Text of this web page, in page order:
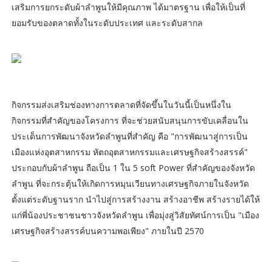
เสริมการยกระดับผ้าลำพูนให้มีคุณภาพ ได้มาตรฐาน เพื่อให้เป็นที่
ยอมรับของตลาดทั้งในระดับประเทศ และระดับสากล
กิจกรรมส่งเสริมช่องทางการตลาดที่จัดขึ้นในวันนี้เป็นหนึ่งใน
กิจกรรมที่สำคัญของโครงการ ที่จะช่วยสนับสนุนการขับเคลื่อนใน
ประเด็นการพัฒนาจังหวัดลำพูนที่สำคัญ คือ "การพัฒนาสู่การเป็น
เมืองแห่งอุตสาหกรรม หัตถอุตสาหกรรมและเศรษฐกิจสร้างสรรค์"
ประกอบกับผ้าลำพูน ถือเป็น 1 ใน 5 soft Power ที่สำคัญของจังหวัด
ลำพูน ที่จะกระตุ้นให้เกิดการหมุนเวียนทางเศรษฐกิจภายในจังหวัด
ตั้งแต่ระดับฐานราก นำไปสู่การสร้างงาน สร้างอาชีพ สร้างรายได้ให้
แก่พี่น้องประชาชนชาวจังหวัดลำพูน เพื่อมุ่งสู่วิสัยทัศน์การเป็น "เมือง
เศรษฐกิจสร้างสรรค์บนความพอเพียง" ภายในปี 2570